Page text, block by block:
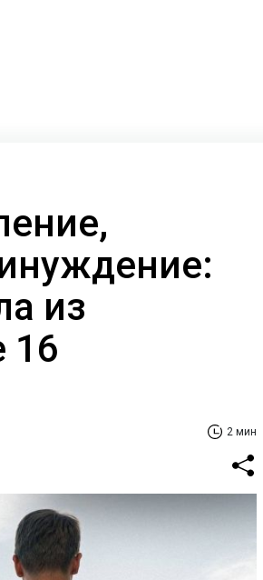
из
16
2 мин